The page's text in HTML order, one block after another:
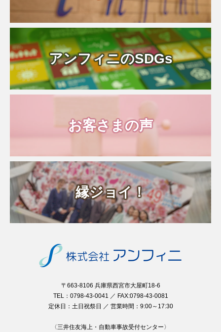
アンフィニのSDGs
お客さまの声
縁ジョイ！
〒663-8106 兵庫県西宮市大屋町18-6
TEL：0798-43-0041 ／ FAX:0798-43-0081
定休日：土日祝祭日 ／ 営業時間：9:00～17:30
〈三井住友海上・自動車事故受付センター〉